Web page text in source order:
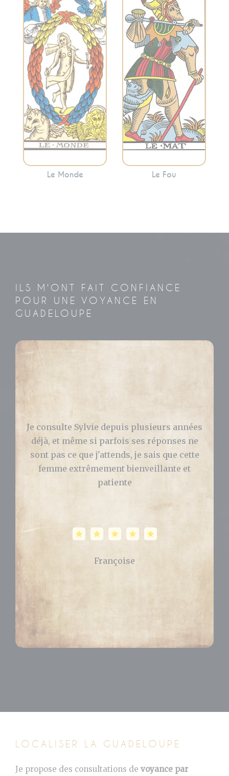
Incarne
l’accomplissement,
la réalisation et
l’intégration. Le
Monde indique
souvent que vous
avez atteint une
étape importante
de votre voyage.
Le Monde
Considéré comme
l’initiateur du
voyage à travers
les arcanes
majeurs, il
représente
l’innocence, le
départ, le potentiel
et l’exploration.
Le Fou
ILS M'ONT FAIT CONFIANCE
POUR UNE VOYANCE EN
GUADELOUPE
Bonjour, J’ai consulté Sylvie pour avoir des
réponses concernant ma vie pro et perso.
Elle m’a grandement aidé et ce qu’elle m’a
prédit s’est bien passé ! Je vous la
Célia
LOCALISER LA GUADELOUPE
Je propose des consultations de voyance par